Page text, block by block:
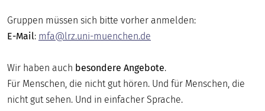
Gruppen müssen sich bitte vorher anmelden:
E-Mail: mfa@lrz.uni-muenchen.de
Wir haben auch besondere Angebote.
Für Menschen, die nicht gut hören. Und für Menschen, die
nicht gut sehen. Und in einfacher Sprache.